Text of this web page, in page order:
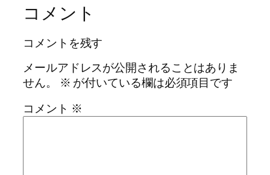
コメント
コメントを残す
メールアドレスが公開されることはありま
せん。
※ が付いている欄は必須項目です
コメント ※